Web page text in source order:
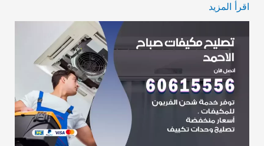
اقرأ المزيد